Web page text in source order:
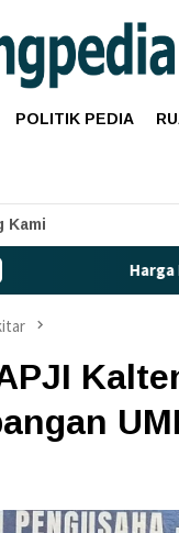
POLITIK PEDIA
Kami
Harga Pertamax